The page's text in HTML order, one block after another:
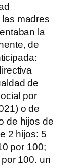
madres
la
de
de
por
o de
de hijos de
2 hijos: 5
por 100;
100. un